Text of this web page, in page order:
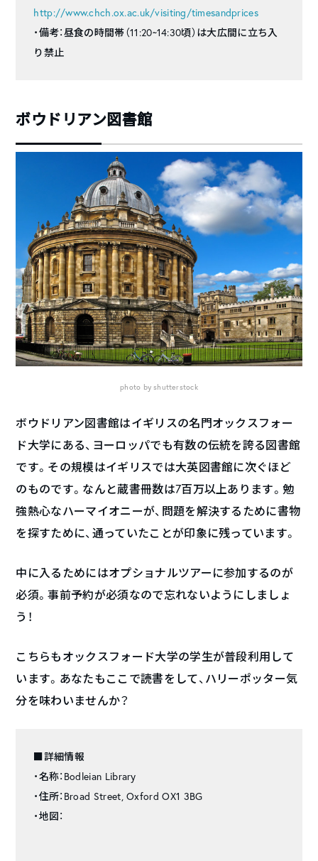
http://www.chch.ox.ac.uk/visiting/timesandprices
・備考：昼食の時間帯（11:20~14:30頃）は大広間に立ち入
り禁止
ボウドリアン図書館
photo by shutterstock
ボウドリアン図書館はイギリスの名門オックスフォー
ド大学にある、ヨーロッパでも有数の伝統を誇る図書館
です。その規模はイギリスでは大英図書館に次ぐほど
のものです。なんと蔵書冊数は7百万以上あります。勉
強熱心なハーマイオニーが、問題を解決するために書物
を探すために、通っていたことが印象に残っています。
中に入るためにはオプショナルツアーに参加するのが
必須。事前予約が必須なので忘れないようにしましょ
う！
こちらもオックスフォード大学の学生が普段利用して
います。あなたもここで読書をして、ハリーポッター気
分を味わいませんか？
■詳細情報
・名称：Bodleian Library
・住所：Broad Street, Oxford OX1 3BG
・地図：